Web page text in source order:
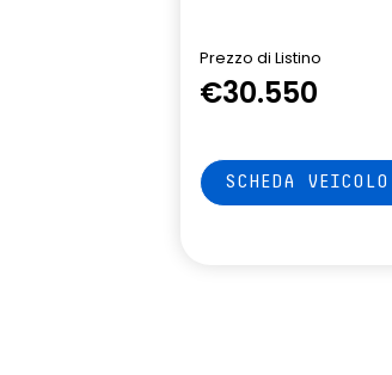
Prezzo di Listino
€30.550
SCHEDA VEICOLO